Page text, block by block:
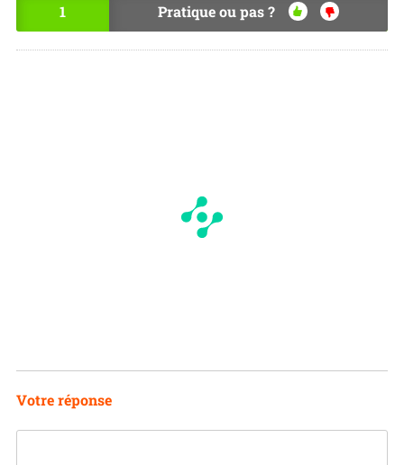
1 Pratique ou pas ?
OU
I
NO
Votre réponse